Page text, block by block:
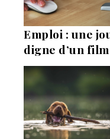
Emploi : une
digne d’un film